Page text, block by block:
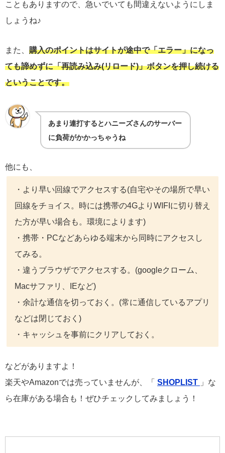
こともありますので、急いでいても間違えないようにしま
しょうね♪
また、 購入のポイントはサイトが途中で「エラー」になっ
ても諦めずに「再読み込み(リロード)」ボタンを押し続ける
ということです。
あまり連打するとハニーズさんのサーバー
に負荷がかかっちゃうね
他にも、
・より早い回線でアクセスする(自宅やその場所で早い
回線をチョイス。時には携帯の4GよりWIFIに切り替え
た方が早い場合も。環境によります)
・携帯・PCなどあらゆる端末から同時にアクセスし
てみる。
・違うブラウザでアクセスする。(googleクローム、
Macサファリ、IEなど)
・余計な通信を切っておく。(常に通信しているアプリ
などは閉じておく)
・キャッシュを事前にクリアしておく。
などがありますよ！
楽天やAmazonでは売っていませんが、「 SHOPLIST
」な
ら在庫がある場合も！ぜひチェックしてみましょう！